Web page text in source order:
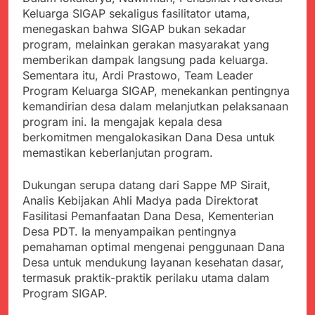
Pastikan Penanganan
Berjalan Sesuai
Prosedur
Kapolresta Sumenep
Sambut Kedatangan
Korban Evakuasi KM
Mutiara Sentosa 2 di
Pelabuhan Kalianget
Agustus 3, 2026
Bukti Transfer dan Janji
Bertemu di Jalan
Disorot, Dugaan
Kedekatan Kepala KUA
Pabuaran dengan Istri
Warga Mengemuka
Agustus 3, 2026
Sekdis Pendidikan Buka
Rakor Dewan
Pendidikan Bersama
Mitra Pendidikan di
Kabupaten Sukabumi
Agustus 3, 2026
Gercap Camat Arjasa
Lapangan Temui Warga
Desa Paseraman yang
Lumpuh dan Hidup
Sebatang Kara
Agustus 3, 2026
Poktan Kadupugur
Laksanakan Program
Oplah Non Rawa dan
PJIT 2026, Dukung
Ketersediaan Air Irigasi
bagi Petani
Agustus 2, 2026
Keluarga SIGAP sekaligus fasilitator utama,
menegaskan bahwa SIGAP bukan sekadar
program, melainkan gerakan masyarakat yang
memberikan dampak langsung pada keluarga.
Sementara itu, Ardi Prastowo, Team Leader
Program Keluarga SIGAP, menekankan pentingnya
kemandirian desa dalam melanjutkan pelaksanaan
program ini. Ia mengajak kepala desa
berkomitmen mengalokasikan Dana Desa untuk
memastikan keberlanjutan program.
Dukungan serupa datang dari Sappe MP Sirait,
Analis Kebijakan Ahli Madya pada Direktorat
Fasilitasi Pemanfaatan Dana Desa, Kementerian
Desa PDT. Ia menyampaikan pentingnya
pemahaman optimal mengenai penggunaan Dana
Desa untuk mendukung layanan kesehatan dasar,
termasuk praktik-praktik perilaku utama dalam
Program SIGAP.